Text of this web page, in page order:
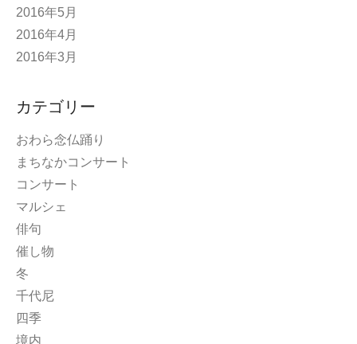
2016年5月
2016年4月
2016年3月
カテゴリー
おわら念仏踊り
まちなかコンサート
コンサート
マルシェ
俳句
催し物
冬
千代尼
四季
境内